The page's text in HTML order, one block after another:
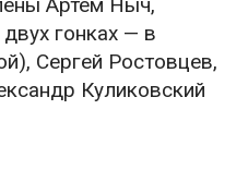
гонках — в
Сергей Ростовцев,
Куликовский